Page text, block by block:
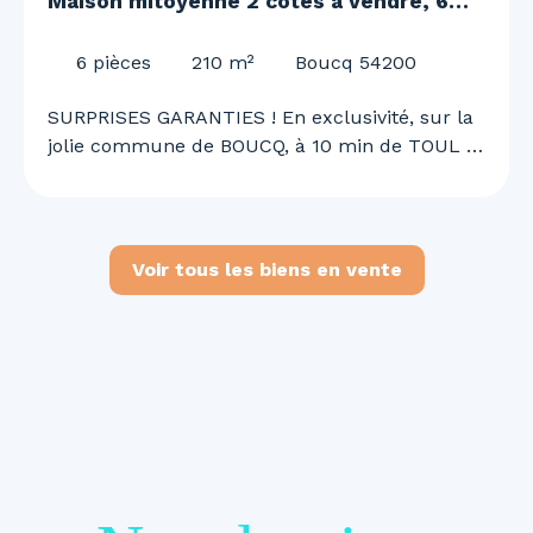
6 pièces 210 m² Boucq 54200
SURPRISES GARANTIES ! En exclusivité, sur la
jolie commune de BOUCQ, à 10 min de TOUL et
rénovée en 2022 ! 4 chambres, garage double,
piscine, panneaux solaire.. et bien d'autre à
Voir tous les biens en vente